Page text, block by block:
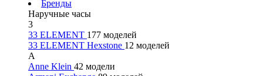
Бренды
Наручные часы
3
33 ELEMENT 177 моделей
33 ELEMENT Hexstone 12 моделей
A
Anne Klein 42 модели